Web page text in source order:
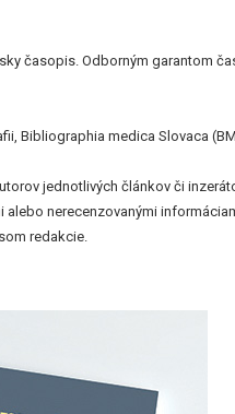
časopis. Odborným garantom
Bibliographia medica Slovaca
jednotlivých článkov či
alebo nerecenzovanými
redakcie.